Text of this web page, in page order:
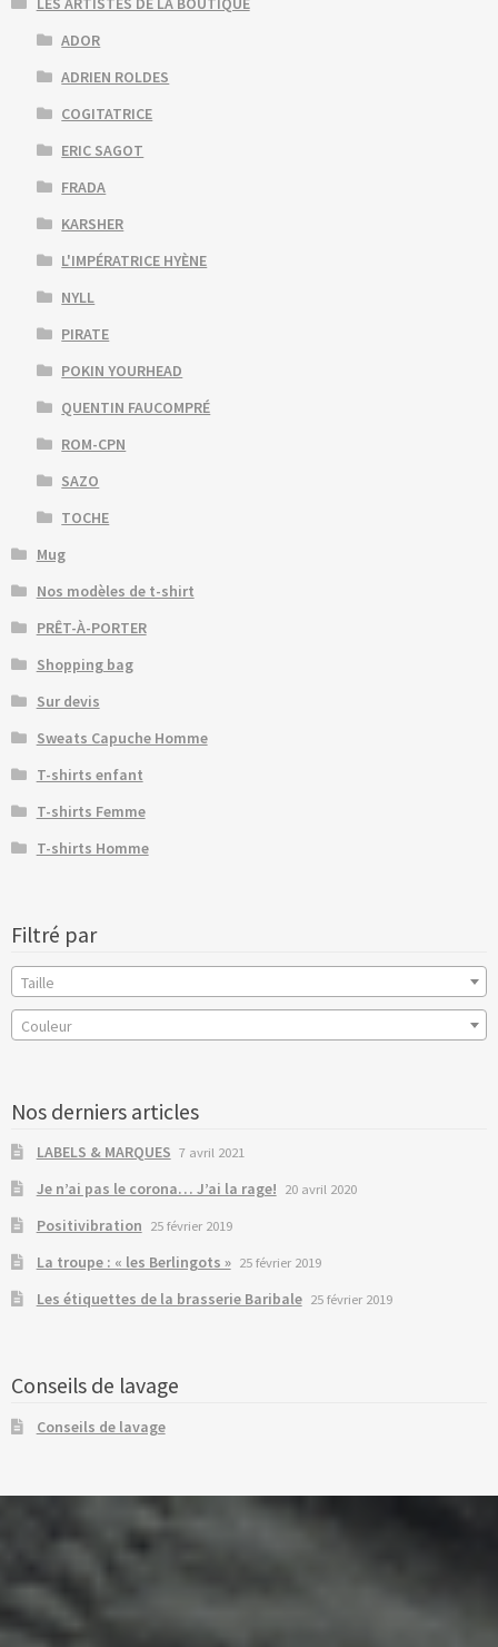
ADOR
ADRIEN ROLDES
COGITATRICE
ERIC SAGOT
FRADA
KARSHER
L'IMPÉRATRICE HYÈNE
NYLL
PIRATE
POKIN YOURHEAD
QUENTIN FAUCOMPRÉ
ROM-CPN
SAZO
TOCHE
Mug
Nos modèles de t-shirt
PRÊT-À-PORTER
Shopping bag
Sur devis
Sweats Capuche Homme
T-shirts enfant
T-shirts Femme
T-shirts Homme
Filtré par
Taille
Couleur
Nos derniers articles
LABELS & MARQUES 7 avril 2021
Je n’ai pas le corona… J’ai la rage! 20 avril 2020
Positivibration 25 février 2019
La troupe : « les Berlingots » 25 février 2019
Les étiquettes de la brasserie Baribale 25 février 2019
Conseils de lavage
Conseils de lavage